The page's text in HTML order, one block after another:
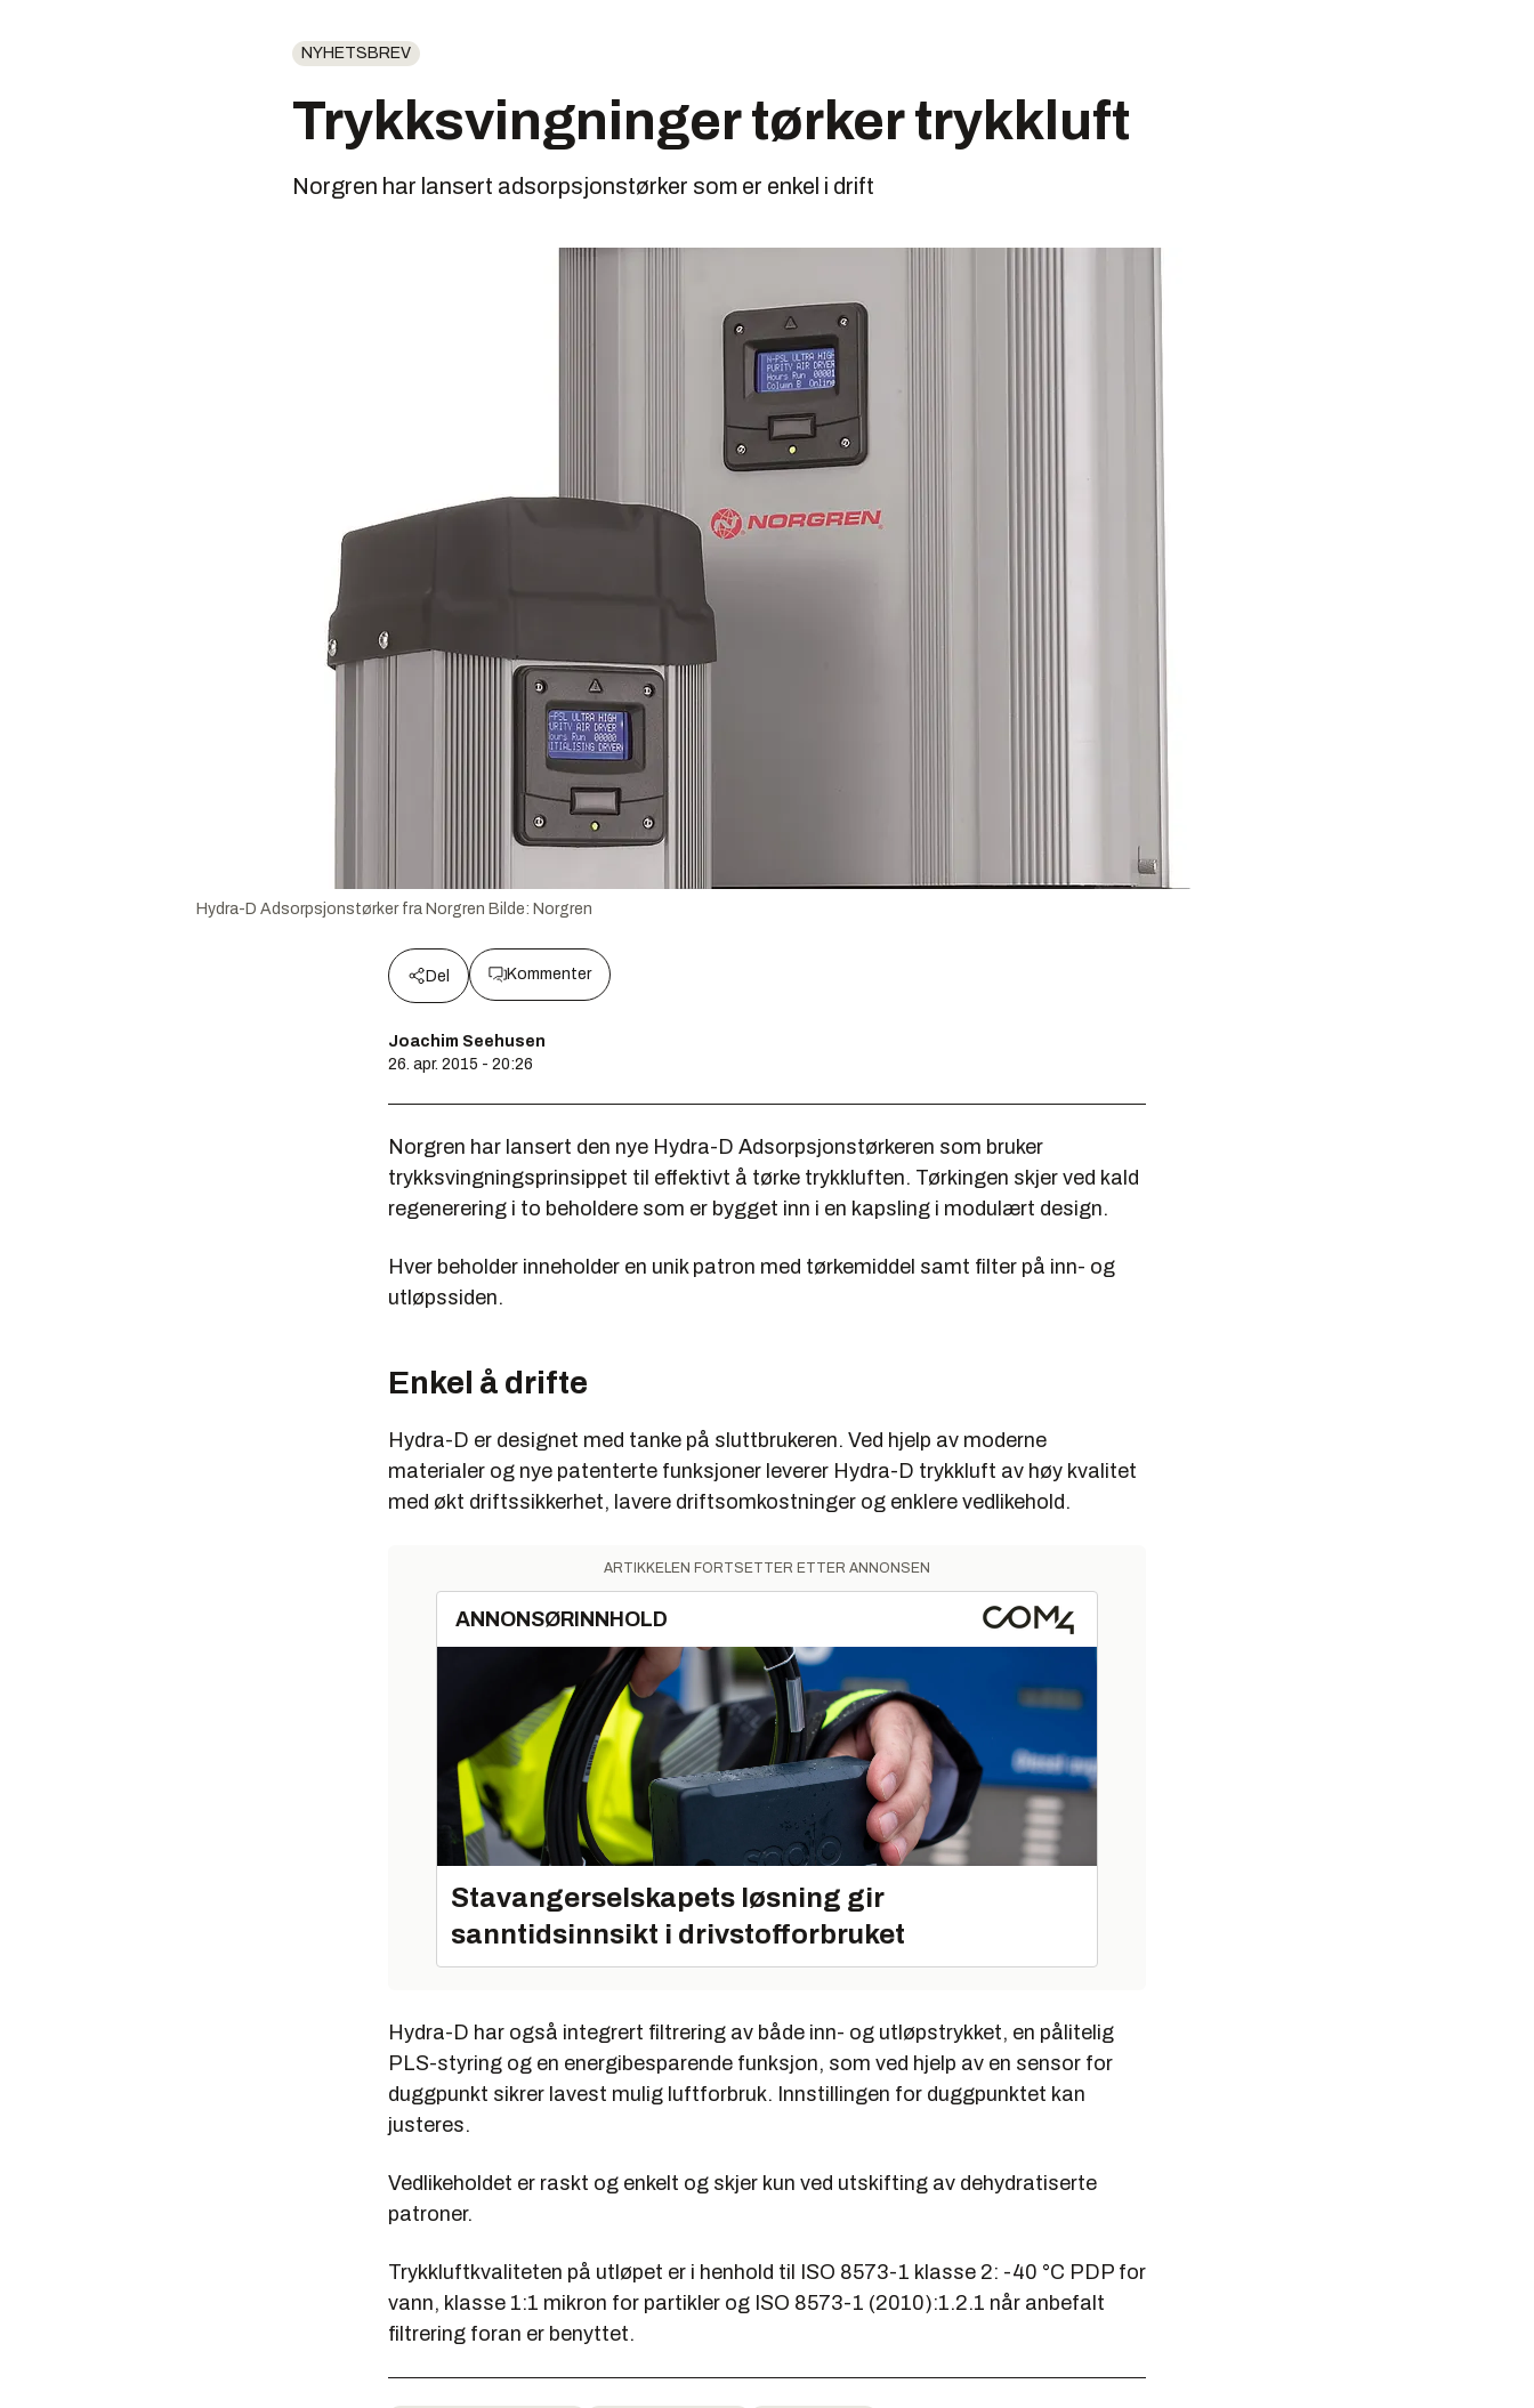
NYHETSBREV
Trykksvingninger tørker trykkluft
Norgren har lansert adsorpsjonstørker som er enkel i drift
Hydra-D Adsorpsjonstørker fra Norgren Bilde: Norgren
Del Kommenter
Joachim Seehusen
26. apr. 2015 - 20:26
Norgren har lansert den nye Hydra-D Adsorpsjonstørkeren som bruker
trykksvingningsprinsippet til effektivt å tørke trykkluften. Tørkingen skjer ved kald
regenerering i to beholdere som er bygget inn i en kapsling i modulært design.
Hver beholder inneholder en unik patron med tørkemiddel samt filter på inn- og
utløpssiden.
Enkel å drifte
Hydra-D er designet med tanke på sluttbrukeren. Ved hjelp av moderne
materialer og nye patenterte funksjoner leverer Hydra-D trykkluft av høy kvalitet
med økt driftssikkerhet, lavere driftsomkostninger og enklere vedlikehold.
ARTIKKELEN FORTSETTER ETTER ANNONSEN
ANNONSØRINNHOLD
Stavangerselskapets løsning gir
sanntidsinnsikt i drivstofforbruket
Hydra-D har også integrert filtrering av både inn- og utløpstrykket, en pålitelig
PLS-styring og en energibesparende funksjon, som ved hjelp av en sensor for
duggpunkt sikrer lavest mulig luftforbruk. Innstillingen for duggpunktet kan
justeres.
Vedlikeholdet er raskt og enkelt og skjer kun ved utskifting av dehydratiserte
patroner.
Trykkluftkvaliteten på utløpet er i henhold til ISO 8573-1 klasse 2: -40 °C PDP for
vann, klasse 1:1 mikron for partikler og ISO 8573-1 (2010):1.2.1 når anbefalt
filtrering foran er benyttet.